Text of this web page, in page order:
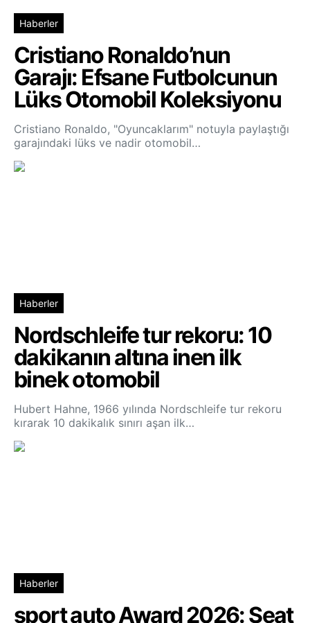
Haberler
Cristiano Ronaldo’nun
Garajı: Efsane Futbolcunun
Lüks Otomobil Koleksiyonu
Cristiano Ronaldo, "Oyuncaklarım" notuyla paylaştığı
garajındaki lüks ve nadir otomobil…
Haberler
Nordschleife tur rekoru: 10
dakikanın altına inen ilk
binek otomobil
Hubert Hahne, 1966 yılında Nordschleife tur rekoru
kırarak 10 dakikalık sınırı aşan ilk…
Haberler
sport auto Award 2026: Seat